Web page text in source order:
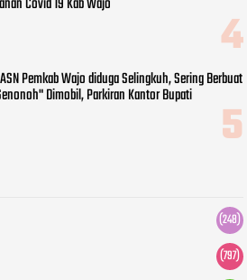
Covid 19 Kab Wajo
Pemkab Wajo diduga Selingkuh, Sering Berbuat
Dimobil, Parkiran Kantor Bupati
(248)
(797)